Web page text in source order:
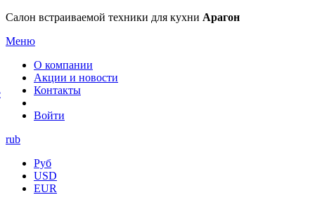
Салон встраиваемой техники для кухни Арагон
Меню
О компании
Акции и новости
Контакты
Войти
rub
Руб
USD
EUR